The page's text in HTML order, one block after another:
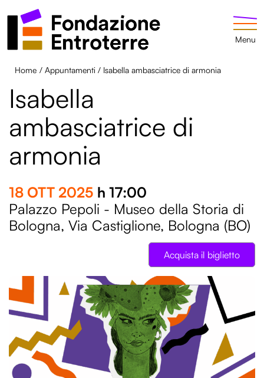
Menu
Home / Appuntamenti / Isabella ambasciatrice di armonia
Isabella
ambasciatrice di
armonia
18 OTT 2025 h 17:00
Palazzo Pepoli - Museo della Storia di
Bologna, Via Castiglione, Bologna (BO)
Acquista il biglietto
Raccontaci
latuasostenibilità
Conoscere la tua opinione sulla “sostenibilità“ per noi
è molto importante: le tue risposte avranno un
impatto reale per un mondo più attento e
consapevole! Concedici un minuto del tuo tempo per
compilare il breve questionario che troverai cliccando
qui sotto.
Compila il questionario